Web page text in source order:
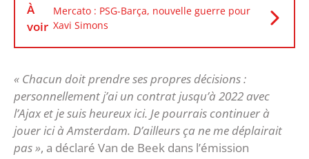
À
voir
Mercato : PSG-Barça, nouvelle guerre pour
Xavi Simons
« Chacun doit prendre ses propres décisions :
personnellement j’ai un contrat jusqu’à 2022 avec
l’Ajax et je suis heureux ici. Je pourrais continuer à
jouer ici à Amsterdam. D’ailleurs ça ne me déplairait
pas », a déclaré Van de Beek dans l’émission